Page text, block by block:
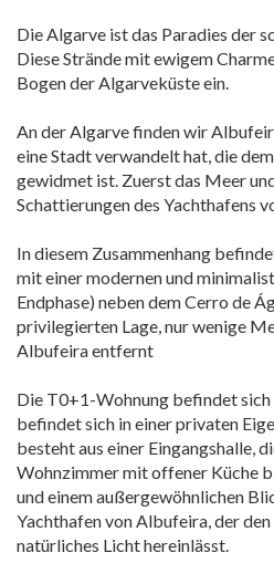
Die Algarve ist das Paradies der
Diese Strände mit ewigem
Bogen der Algarveküste ein.
An der Algarve finden wir
eine Stadt verwandelt hat, die
gewidmet ist. Zuerst das Meer
Schattierungen des Yachthafens
In diesem Zusammenhang
mit einer modernen und
Endphase) neben dem Cerro de
privilegierten Lage, nur wenige
Albufeira entfernt
Die T0+1-Wohnung befindet
befindet sich in einer privaten
besteht aus einer Eingangshalle,
Wohnzimmer mit offener Küche
und einem außergewöhnlichen
Yachthafen von Albufeira, der
natürliches Licht hereinlässt.